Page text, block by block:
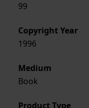
99
Copyright Year
1996
Medium
Book
Product Type